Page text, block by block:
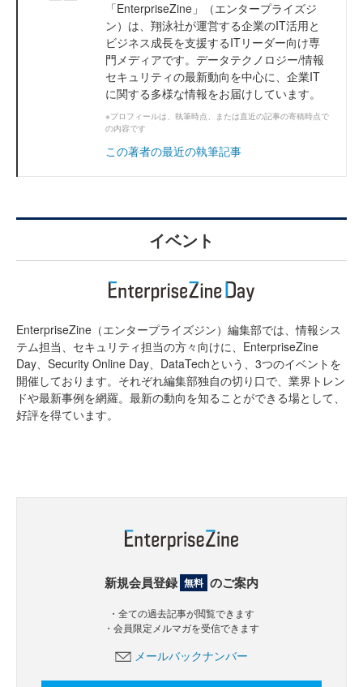
「EnterpriseZine」（エンタープライズジ
ン）は、翔泳社が運営する企業のIT活用と
ビジネス成長を支援するITリーダー向け専
門メディアです。データテクノロジー/情報
セキュリティの最新動向を中心に、企業IT
に関する多様な情報をお届けしています。
※プロフィールは、執筆時点、または直近の記事の寄稿時点で
の内容です
この著者の最近の執筆記事
イベント
EnterpriseZine（エンタープライズジン）編集部では、情報シス
テム担当、セキュリティ担当の方々向けに、EnterpriseZine
Day、Security Online Day、DataTechという、3つのイベントを
開催しております。それぞれ編集部独自の切り口で、業界トレン
ドや最新事例を網羅。最新の動向を知ることができる場として、
好評を得ています。
新規会員登録 無料 のご案内
・全ての過去記事が閲覧できます
・会員限定メルマガを受信できます
メールバックナンバー